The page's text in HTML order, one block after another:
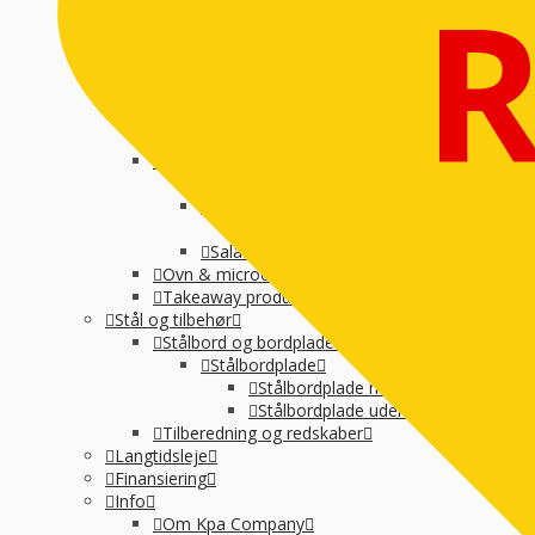
Varmelampe, varmeplade og varmeskab
Salatbar og Drop inn
Ovn & microovn
Takeaway produktion
Stål og tilbehør
Stålbord og bordplade
Stålbordplade
Stålbordplade med vanger
Stålbordplade uden vanger
Tilberedning og redskaber
Langtidsleje
Finansiering
Info
Om Kpa Company